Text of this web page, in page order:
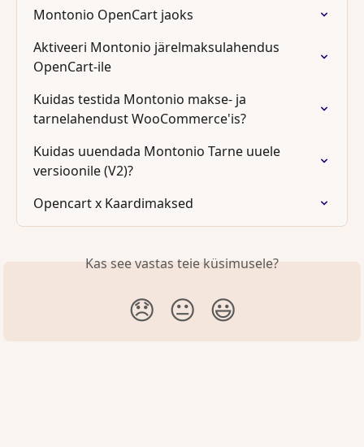
Montonio OpenCart jaoks
Aktiveeri Montonio järelmaksulahendus
OpenCart-ile
Kuidas testida Montonio makse- ja
tarnelahendust WooCommerce'is?
Kuidas uuendada Montonio Tarne uuele
versioonile (V2)?
Opencart x Kaardimaksed
Kas see vastas teie küsimusele?
😞 😐 😃